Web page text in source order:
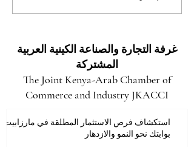
استثمارية هائلة وعوائد واعدة
غرفة التجارة والصناعة الكينية العربية
المشتركة
The Joint Kenya-Arab Chamber of
Commerce and Industry JKACCI
استكشاف فرص الاستثمار المطلقة في مارزابيت:
بوابتك نحو النمو والازدهار